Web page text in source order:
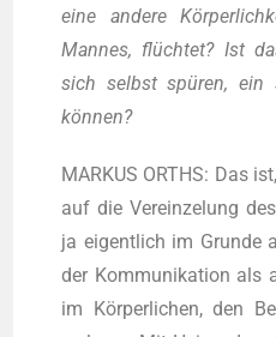
eine ande­re
Man­nes, flüch­tet? Ist
sich selbst spü­ren, ein
können?
MARKUS ORTHS: Das
auf die Ver­ein­ze­lung
ja eigent­lich im Grun­de
der Kom­mu­ni­ka­ti­on als
im Kör­per­li­chen, den